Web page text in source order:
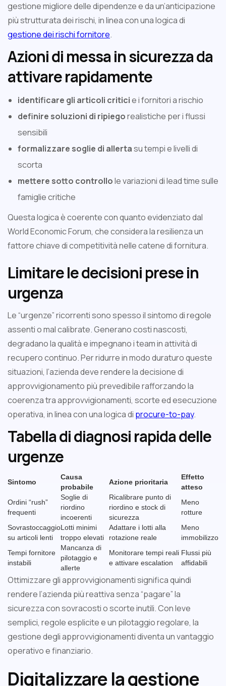
gestione migliore delle dipendenze e da un’anticipazione
più strutturata dei rischi, in linea con una logica di
gestione dei rischi fornitore.
Azioni di messa in sicurezza da
attivare rapidamente
identificare gli articoli criticie i fornitori a rischio
definire soluzioni di ripiegorealistiche per i flussi
sensibili
formalizzare soglie di allertasu tempi e livelli di
scorta
mettere sotto controllole variazioni di lead time sulle
famiglie critiche
Questa logica è coerente con quanto evidenziato dal
World Economic Forum, che considera la resilienza un
fattore chiave di competitività nelle catene di fornitura.
Limitare le decisioni prese in
urgenza
Le “urgenze” ricorrenti sono spesso il sintomo di regole
assenti o mal calibrate. Generano costi nascosti,
degradano la qualità e impegnano i team in attività di
recupero continuo. Per ridurre in modo duraturo queste
situazioni, l’azienda deve rendere la decisione di
approvvigionamento più prevedibile rafforzando la
coerenza tra approvvigionamenti, scorte ed esecuzione
operativa, in linea con una logica di procure-to-pay.
Tabella di diagnosi rapida delle
urgenze
Sintomo
Causa
probabile
Azione prioritaria
Effetto
atteso
Ordini “rush”
frequenti
Soglie di
riordino
incoerenti
Ricalibrare punto di
riordino e stock di
sicurezza
Meno
rotture
Sovrastoccaggio
su articoli lenti
Lotti minimi
troppo elevati
Adattare i lotti alla
rotazione reale
Meno
immobilizzo
Tempi fornitore
instabili
Mancanza di
pilotaggio e
allerte
Monitorare tempi reali
e attivare escalation
Flussi più
affidabili
Ottimizzare gli approvvigionamenti significa quindi
rendere l’azienda più reattiva senza “pagare” la
sicurezza con sovracosti o scorte inutili. Con leve
semplici, regole esplicite e un pilotaggio regolare, la
gestione degli approvvigionamenti diventa un vantaggio
operativo e finanziario.
Digitalizzare la gestione